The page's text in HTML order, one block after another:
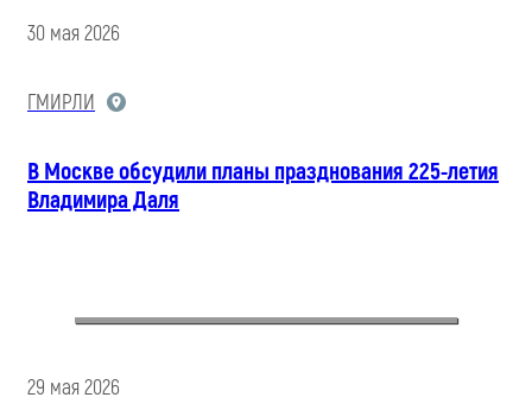
30 мая 2026
ГМИРЛИ
В Москве обсудили планы празднования 225-летия
Владимира Даля
29 мая 2026